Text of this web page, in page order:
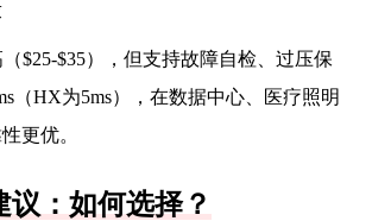
$25-$35），但支持故障自检、过压保
（HX为5ms），在数据中心、医疗照明
更优。
议：如何选择？